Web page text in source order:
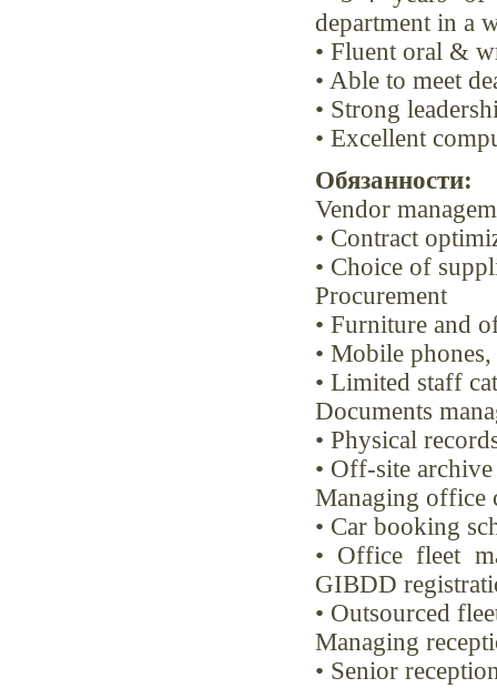
department in a
• Fluent oral &
• Able to meet
• Strong
• Excellent
Обязанности:
Vendor
• Contract
• Choice of
Procurement
• Furniture and
• Mobile
• Limited staff
Documents
• Physical
• Off-site
Managing office
• Car booking
• Office fleet
GIBDD
• Outsourced
Managing
• Senior